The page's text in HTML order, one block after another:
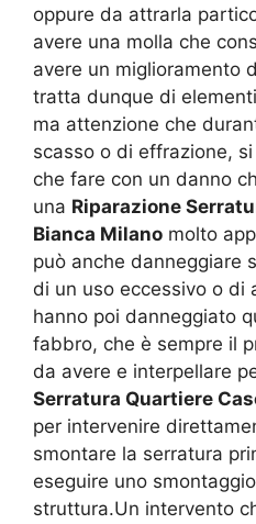
oppure da attrarla
avere una molla che
avere un miglioramento
tratta dunque di
ma attenzione che
scasso o di effrazione,
che fare con un danno
una Riparazione
Bianca Milano molto
può anche danneggiare
di un uso eccessivo o di
hanno poi danneggiato
fabbro, che è sempre il
da avere e interpellare
Serratura Quartiere
per intervenire
smontare la serratura
eseguire uno
struttura.Un intervento